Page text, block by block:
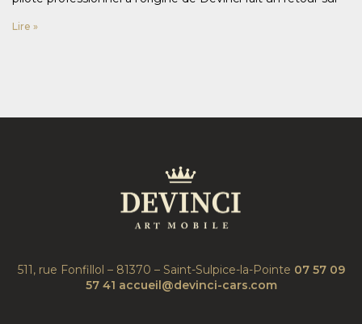
Lire »
511, rue Fonfillol – 81370 – Saint-Sulpice-la-Pointe 07 57 09
57 41 accueil@devinci-cars.com